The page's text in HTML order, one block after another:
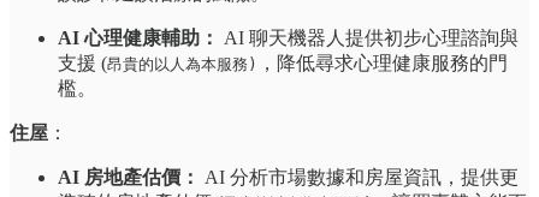
AI 心理健康輔助：
AI 聊天機器人提供初步心理諮詢與
支援 (昂貴的以人為本服務)
，降低尋求心理健康服務的門
檻。
住屋 ：
AI 房地產估價：
AI 分析市場數據和房屋資訊，提供更